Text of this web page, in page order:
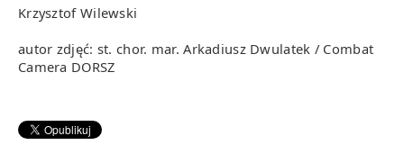
Krzysztof Wilewski
autor zdjęć: st. chor. mar. Arkadiusz Dwulatek / Combat
Camera DORSZ